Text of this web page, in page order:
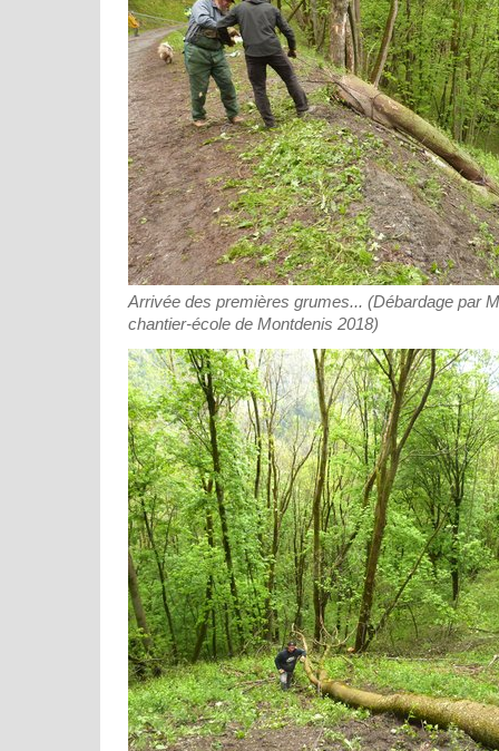
Arrivée des premières grumes... (Débardage par
chantier-école de Montdenis 2018)